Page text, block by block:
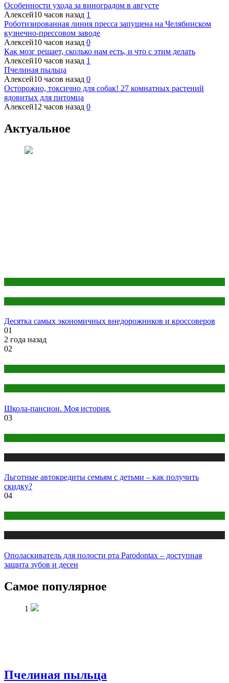
Особенности ухода за виноградом в августе
Алексей10 часов назад 1
Роботизированная линия пресса запущена на Челябинском
кузнечно-прессовом заводе
Алексей10 часов назад 0
Как мозг решает, сколько нам есть, и что с этим делать
Алексей10 часов назад 1
Пчелиная пыльца
Алексей10 часов назад 0
Осторожно, токсично для собак! 27 комнатных растений
ядовитых для питомца
Алексей12 часов назад 0
Актуальное
Десятка самых экономичных внедорожников и кроссоверов
01
2 года назад
02
Школа-пансион. Моя история.
03
Льготные автокредиты семьям с детьми – как получить
скидку?
04
Ополаскиватель для полости рта Parodontax – доступная
защита зубов и десен
Самое популярное
1
Пчелиная пыльца